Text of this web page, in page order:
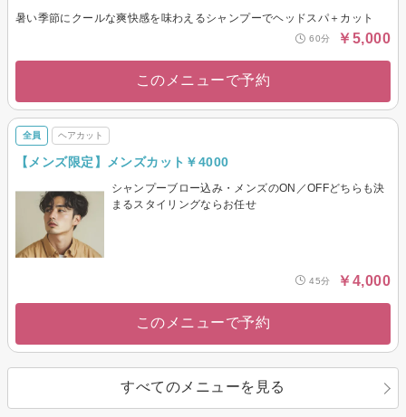
暑い季節にクールな爽快感を味わえるシャンプーでヘッドスパ＋カット
60分 ￥5,000
このメニューで予約
全員 ヘアカット
【メンズ限定】メンズカット￥4000
シャンプーブロー込み・メンズのON／OFFどちらも決
まるスタイリングならお任せ
45分 ￥4,000
このメニューで予約
すべてのメニューを見る